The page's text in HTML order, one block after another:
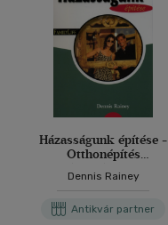
Házasságunk építése -
Otthonépítés
Dennis Rainey
Antikvár partner